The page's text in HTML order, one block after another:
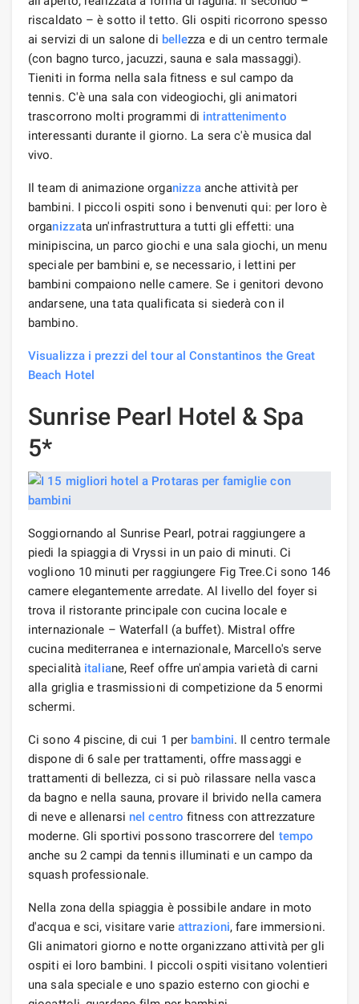
riscaldato – è sotto il tetto. Gli ospiti ricorrono spesso
ai servizi di un salone di bellezza e di un centro termale
(con bagno turco, jacuzzi, sauna e sala massaggi).
Tieniti in forma nella sala fitness e sul campo da
tennis. C'è una sala con videogiochi, gli animatori
trascorrono molti programmi di intrattenimento
interessanti durante il giorno. La sera c'è musica dal
vivo.
Il team di animazione organizza anche attività per
bambini. I piccoli ospiti sono i benvenuti qui: per loro è
organizzata un'infrastruttura a tutti gli effetti: una
minipiscina, un parco giochi e una sala giochi, un menu
speciale per bambini e, se necessario, i lettini per
bambini compaiono nelle camere. Se i genitori devono
andarsene, una tata qualificata si siederà con il
bambino.
Visualizza i prezzi del tour al Constantinos the Great
Beach Hotel
Sunrise Pearl Hotel & Spa
5*
Soggiornando al Sunrise Pearl, potrai raggiungere a
piedi la spiaggia di Vryssi in un paio di minuti. Ci
vogliono 10 minuti per raggiungere Fig Tree.Ci sono 146
camere elegantemente arredate. Al livello del foyer si
trova il ristorante principale con cucina locale e
internazionale – Waterfall (a buffet). Mistral offre
cucina mediterranea e internazionale, Marcello's serve
specialità italiane, Reef offre un'ampia varietà di carni
alla griglia e trasmissioni di competizione da 5 enormi
schermi.
Ci sono 4 piscine, di cui 1 per bambini. Il centro termale
dispone di 6 sale per trattamenti, offre massaggi e
trattamenti di bellezza, ci si può rilassare nella vasca
da bagno e nella sauna, provare il brivido nella camera
di neve e allenarsi nel centro fitness con attrezzature
moderne. Gli sportivi possono trascorrere del tempo
anche su 2 campi da tennis illuminati e un campo da
squash professionale.
Nella zona della spiaggia è possibile andare in moto
d'acqua e sci, visitare varieattrazioni, fare immersioni.
Gli animatori giorno e notte organizzano attività per gli
ospiti ei loro bambini. I piccoli ospiti visitano volentieri
una sala speciale e uno spazio esterno con giochi e